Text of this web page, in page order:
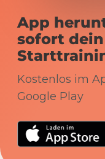
App
sofort dein
Kostenlos im
Google Play